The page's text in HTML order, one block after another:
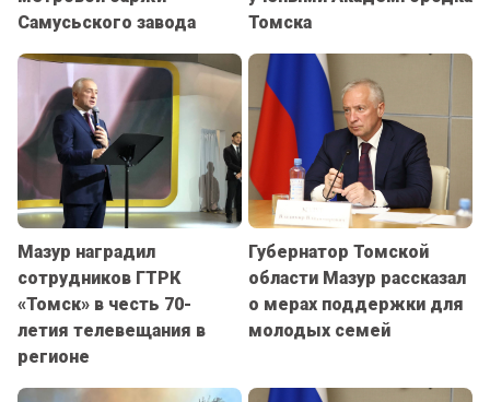
Самусьского завода
Томска
Мазур наградил
сотрудников ГТРК
«Томск» в честь 70-
летия телевещания в
регионе
Губернатор Томской
области Мазур рассказал
о мерах поддержки для
молодых семей